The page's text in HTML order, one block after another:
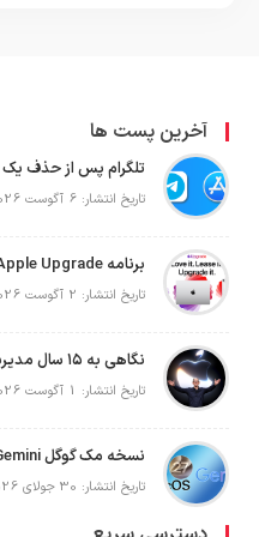
آخرین پست ها
تلگرام پس از حذف یک
تاریخ انتشار: 6 آگوست 2026
تاریخ انتشار: 2 آگوست 2026
نگاهی به ۱۵ سال مدیریت تیم کوک در اپل
تاریخ انتشار: 1 آگوست 2026
تاریخ انتشار: 30 جولای 2026